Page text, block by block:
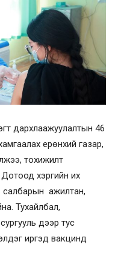
дархлаажуулалтын 46
ерөнхий газар,
тохижилт
хэргийн их
салбарын ажилтан,
Тухайлбал,
дээр тус
иргэд вакцинд